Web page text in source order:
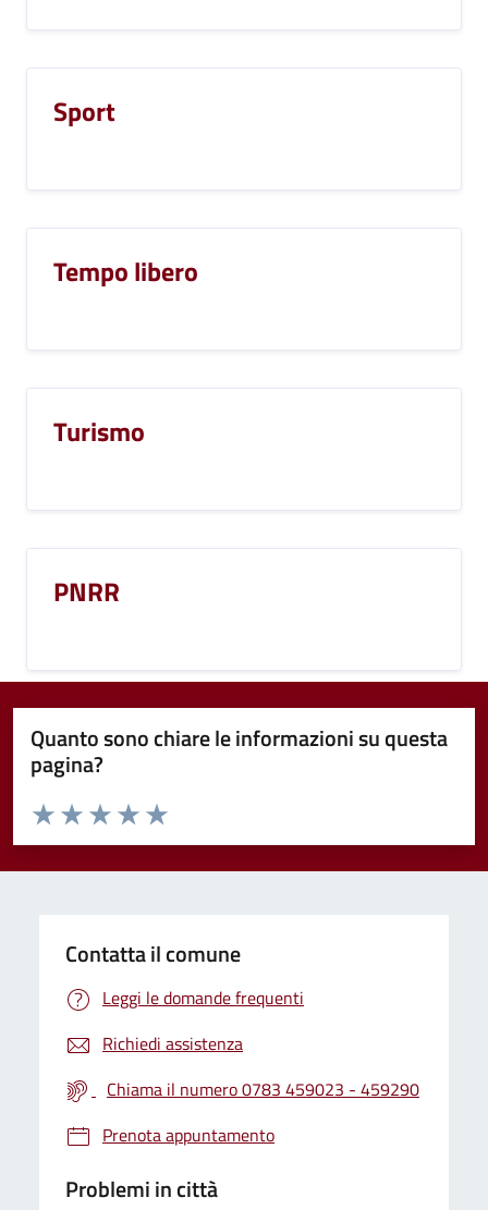
Sport
Tempo libero
Turismo
PNRR
Quanto sono chiare le informazioni su questa
pagina?
Valuta da 1 a 5 stelle la pagina
Valuta 5 stelle su 5
Valuta 4 stelle su 5
Valuta 3 stelle su 5
Valuta 2 stelle su 5
Valuta 1 stelle su 5
Contatta il comune
Leggi le domande frequenti
Richiedi assistenza
Chiama il numero 0783 459023 - 459290
Prenota appuntamento
Problemi in città